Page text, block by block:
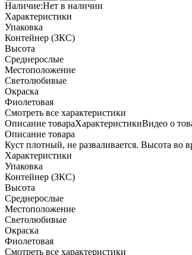
Наличие:Нет в наличии
Характеристики
Упаковка
Контейнер (ЗКС)
Высота
Среднерослые
Местоположение
Светолюбивые
Окраска
Фиолетовая
Cмотреть все характеристики
Описание товараХарактеристикиВидео о
Описание товара
Куст плотный, не разваливается. Высота во
Характеристики
Упаковка
Контейнер (ЗКС)
Высота
Среднерослые
Местоположение
Светолюбивые
Окраска
Фиолетовая
Cмотреть все характеристики